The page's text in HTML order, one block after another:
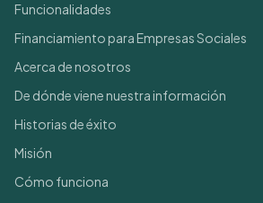
Funcionalidades
Financiamiento para Empresas Sociales
Acerca de nosotros
De dónde viene nuestra información
Historias de éxito
Misión
Cómo funciona